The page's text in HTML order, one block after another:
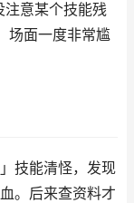
注意某个技能残
场面一度非常尴
技能清怪，发现
。后来查资料才